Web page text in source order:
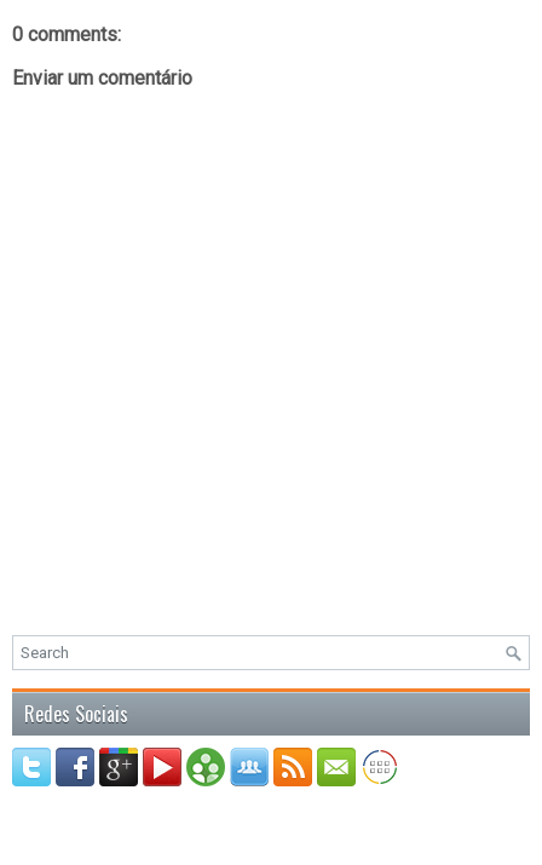
0 comments:
Enviar um comentário
Redes Sociais